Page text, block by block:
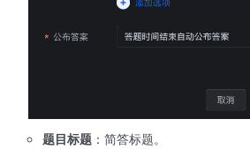
题目标题 ：简答标题。